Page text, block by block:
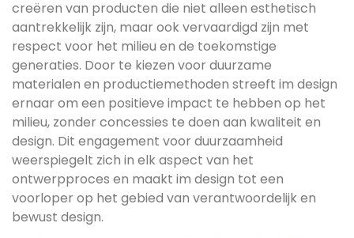
creëren van producten die niet alleen esthetisch
aantrekkelijk zijn, maar ook vervaardigd zijn met
respect voor het milieu en de toekomstige
generaties. Door te kiezen voor duurzame
materialen en productiemethoden streeft im design
ernaar om een positieve impact te hebben op het
milieu, zonder concessies te doen aan kwaliteit en
design. Dit engagement voor duurzaamheid
weerspiegelt zich in elk aspect van het
ontwerpproces en maakt im design tot een
voorloper op het gebied van verantwoordelijk en
bewust design.